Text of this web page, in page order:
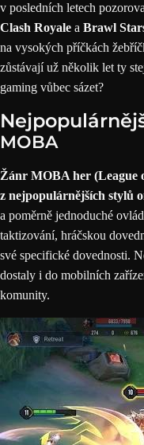
v posledních letech
Clash Royale a Brawl
na vysokých příčkách
zůstávají už několik let ty
gaming vůbec sázet?
MOBA
Žánr MOBA her (League
z nejpopulárnějších stylů
a poměrně jednoduché
taktizování, hráčskou
své specifické dovednosti.
dostaly i do mobilních
komunity.